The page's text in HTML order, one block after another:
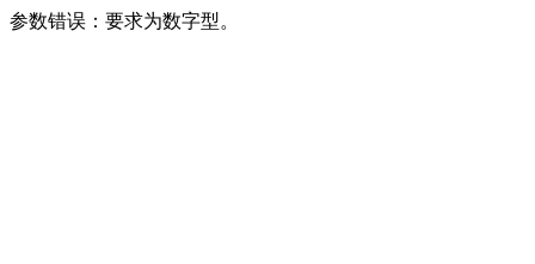
参数错误：要求为数字型。